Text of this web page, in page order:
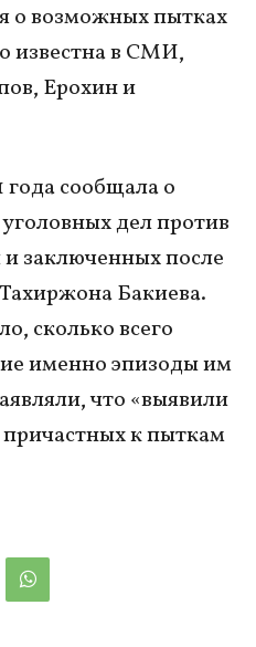
о возможных пытках
известна в СМИ,
Ерохин и
сообщала о
дел против
заключенных после
Бакиева.
сколько всего
именно эпизоды им
что «выявили
к пыткам